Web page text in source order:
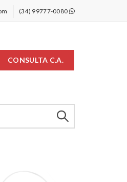
(34) 99777-0080
CONSULTA C.A.